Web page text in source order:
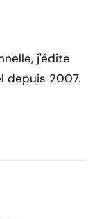
j'édite
depuis 2007.